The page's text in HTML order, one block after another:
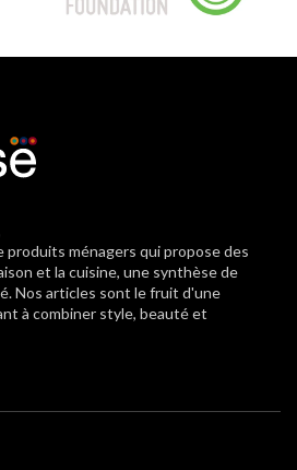
produits ménagers qui propose des
et la cuisine, une synthèse de
Nos articles sont le fruit d'une
à combiner style, beauté et